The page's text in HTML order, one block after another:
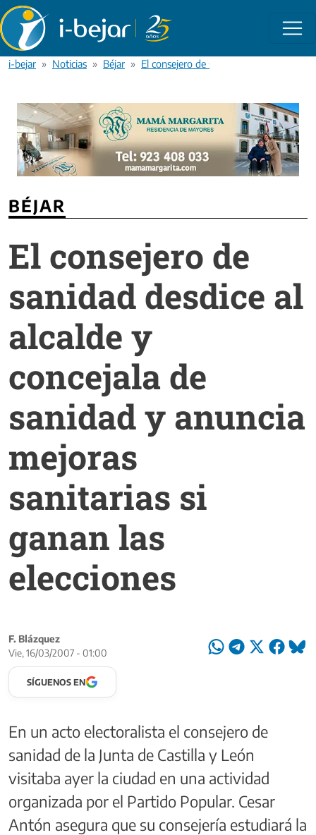
Pasar al contenido principal
i-bejar Noticias Béjar El consejero de sanidad desdice al
BÉJAR
El consejero de
sanidad desdice al
alcalde y
concejala de
sanidad y anuncia
mejoras
sanitarias si
ganan las
elecciones
F. Blázquez
Vie, 16/03/2007 - 01:00
SÍGUENOS EN
En un acto electoralista el consejero de
sanidad de la Junta de Castilla y León
visitaba ayer la ciudad en una actividad
organizada por el Partido Popular. Cesar
Antón asegura que su consejería estudiará la